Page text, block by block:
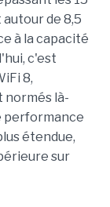
de 8,5
à la capacité
c'est
8,
là-
performance
étendue,
sur